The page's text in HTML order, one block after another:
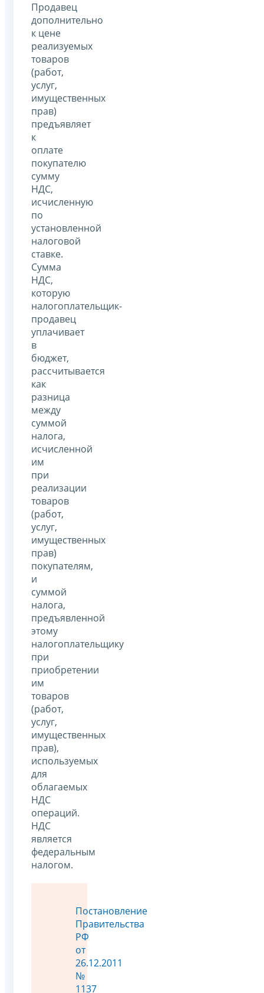
Продавец
дополнительно
к цене
реализуемых
товаров
(работ,
услуг,
имущественных
прав)
предъявляет
к
оплате
покупателю
сумму
НДС,
исчисленную
по
установленной
налоговой
ставке.
Сумма
НДС,
которую
налогоплательщик-
продавец
уплачивает
в
бюджет,
рассчитывается
как
разница
между
суммой
налога,
исчисленной
им
при
реализации
товаров
(работ,
услуг,
имущественных
прав)
покупателям,
и
суммой
налога,
предъявленной
этому
налогоплательщику
при
приобретении
им
товаров
(работ,
услуг,
имущественных
прав),
используемых
для
облагаемых
НДС
операций.
НДС
является
федеральным
налогом.
Постановление
Правительства
РФ
от
26.12.2011
№
1137